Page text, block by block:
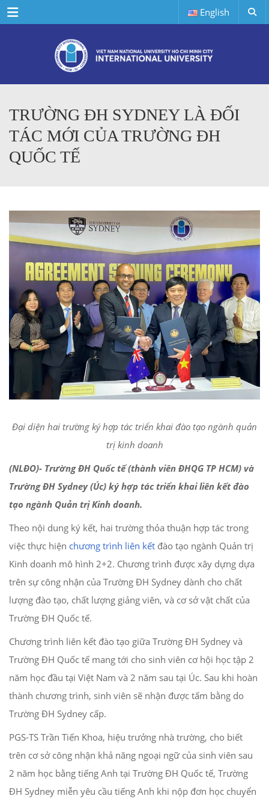
Menu English
TRƯỜNG ĐH SYDNEY LÀ ĐỐI
TÁC MỚI CỦA TRƯỜNG ĐH
QUỐC TẾ
Đại diện hai trường ký hợp tác triển khai đào tạo ngành quản
trị kinh doanh
(NLĐO)- Trường ĐH Quốc tế (thành viên ĐHQG TP HCM) và
Trường ĐH Sydney (Úc) ký hợp tác triển khai liên kết đào
tạo ngành Quản trị Kinh doanh.
Theo nội dung ký kết, hai trường thỏa thuận hợp tác trong
việc thực hiện chương trình liên kết đào tạo ngành Quản trị
Kinh doanh mô hình 2+2. Chương trình được xây dựng dựa
trên sự công nhận của Trường ĐH Sydney dành cho chất
lượng đào tạo, chất lượng giảng viên, và cơ sở vật chất của
Trường ĐH Quốc tế.
Chương trình liên kết đào tạo giữa Trường ĐH Sydney và
Trường ĐH Quốc tế mang tới cho sinh viên cơ hội học tập 2
năm học đầu tại Việt Nam và 2 năm sau tại Úc. Sau khi hoàn
thành chương trình, sinh viên sẽ nhận được tấm bằng do
Trường ĐH Sydney cấp.
PGS-TS Trần Tiến Khoa, hiệu trưởng nhà trường, cho biết
trên cơ sở công nhận khả năng ngoại ngữ của sinh viên sau
2 năm học bằng tiếng Anh tại Trường ĐH Quốc tế, Trường
ĐH Sydney miễn yêu cầu tiếng Anh khi nộp đơn học chuyển